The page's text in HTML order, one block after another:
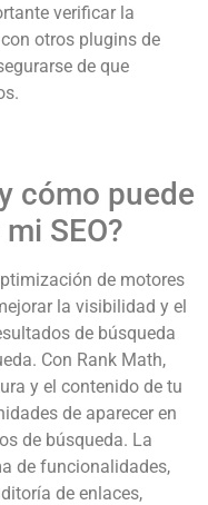
verificar la
otros plugins de
de que
cómo puede
SEO?
de motores
la visibilidad y el
de búsqueda
Con Rank Math,
y el contenido de tu
de aparecer en
de búsqueda. La
de funcionalidades,
de enlaces,